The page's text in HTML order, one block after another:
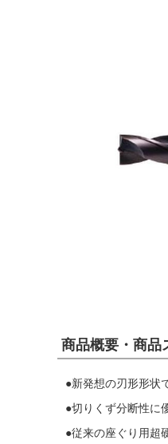
商品概要・商品
●新発想の刃形形状
●切りくず分断性に
●従来の座ぐり用超